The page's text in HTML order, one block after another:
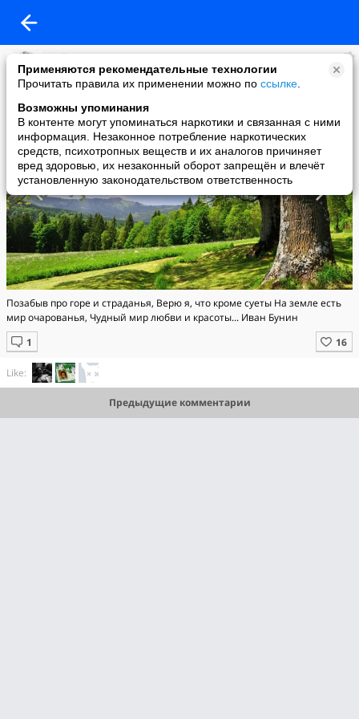
Применяются рекомендательные технологии
Прочитать правила их применении можно по ссылке
Возможны упоминания
В контенте могут упоминаться наркотики и связанная с ними
информация. Незаконное потребление наркотических
средств, психотропных веществ и их аналогов причиняет
вред здоровью, их незаконный оборот запрещён и влечёт
установленную законодательством ответственность
Meliora Spero
added a photo
06 Sep в 18:00
Позабыв про горе и страданья, Верю я, что кроме суеты На земле есть
мир очарованья, Чудный мир любви и красоты... Иван Бунин
Like:
Предыдущие комментарии